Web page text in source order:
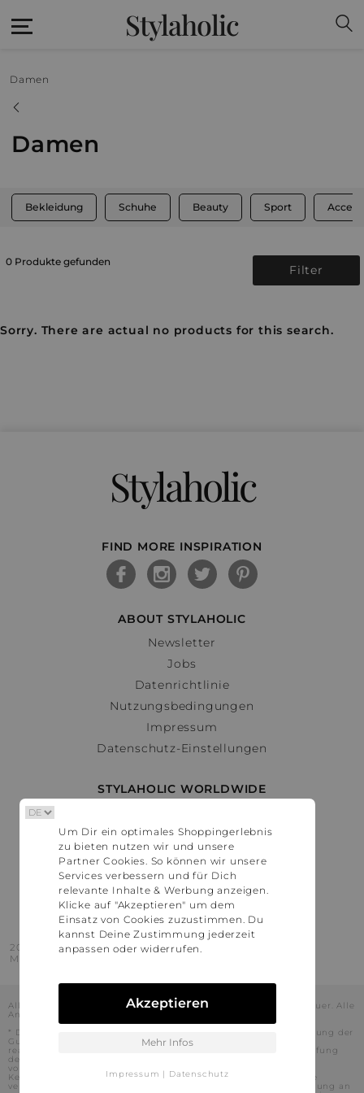
Stylaholic
Damen
Damen
Bekleidung Schuhe Beauty Sport
0 Produkte gefunden
Filter
Sorry. There are actual no products for this search.
Stylaholic
FIND MORE INSPIRATION
ABOUT STYLAHOLIC
Newsletter
Jobs
Datenrichtlinie
Nutzungsbedingungen
Impressum
Datenschutz-Einstellungen
STYLAHOLIC WORLDWIDE
Österreich
Schweiz
France
United States
2016 - 2026 © Stylaholic.
Made for you with love in munich.
Alle Preise inkl. der jeweils geltenden gesetzlichen Mehrwertsteuer. Alle
Angaben ohne Gewähr.
* Die angezeigten Preise beinhalten Rabatte, die durch die Nutzung der
Gutschein-Codes auf den Seiten unserer Partner voraussichtlich
realisiert werden können. Stylaholic führt keine vollständige Prüfung
der Gutschein-Codes durch und es kann daher in Einzelfällen
vorkommen, dass die Gutscheine abweichend von unserem
Kenntnisstand bei dem jeweiligen Shop nicht oder nur teilweise
verwendet werden können. Darüber hinaus kann deren Verwendung an
Um Dir ein optimales Shoppingerlebnis
zu bieten nutzen wir und unsere
Partner Cookies. So können wir unsere
Services verbessern und für Dich
relevante Inhalte & Werbung anzeigen.
Klicke auf "Akzeptieren" um dem
Einsatz von Cookies zuzustimmen. Du
kannst Deine Zustimmung jederzeit
anpassen oder widerrufen.
Akzeptieren
Mehr Infos
Impressum | Datenschutz